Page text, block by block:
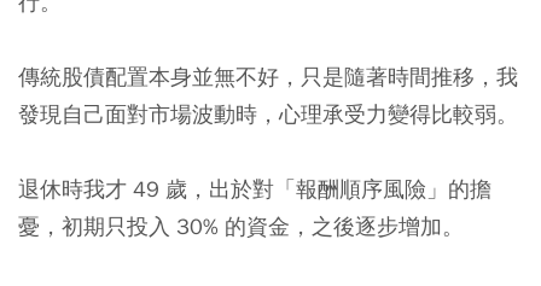
傳統股債配置本身並無不好，只是隨著時間推移，我
發現自己面對市場波動時，心理承受力變得比較弱。
退休時我才 49 歲，出於對「報酬順序風險」的擔
憂，初期只投入 30% 的資金，之後逐步增加。